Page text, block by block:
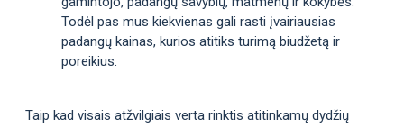
Todėl pas mus kiekvienas gali rasti įvairiausias
padangų kainas, kurios atitiks turimą biudžetą ir
poreikius.
Taip kad visais atžvilgiais verta rinktis atitinkamų dydžių